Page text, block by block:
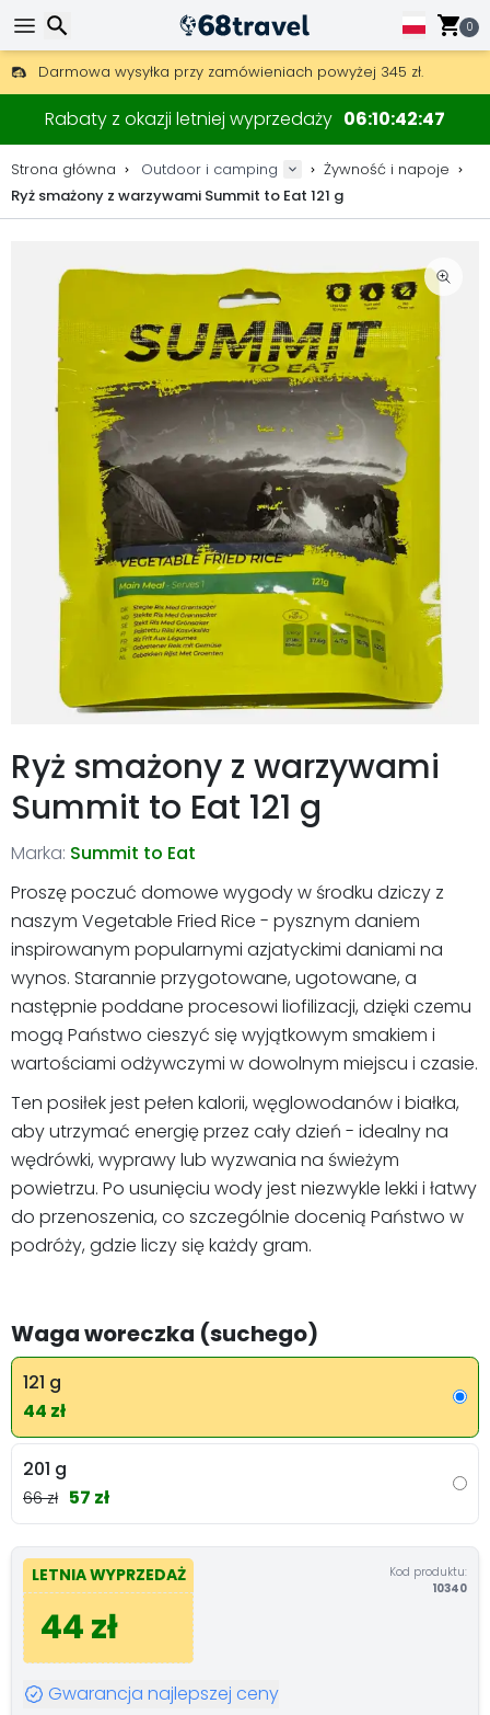
0
Darmowa wysyłka przy zamówieniach powyżej 345 zł.
30 dni na zwrot, 90 dni na drewniane mapy i dekoracje.
Najlepsze ceny na sprzęt outdoorowy i akcesoria.
Rabaty z okazji letniej wyprzedaży 06 10 42 47
Strona główna Outdoor i camping
Żywność i napoje
Ryż smażony z warzywami Summit to Eat 121 g
Ryż smażony z warzywami
Summit to Eat 121 g
Marka: Summit to Eat
Proszę poczuć domowe wygody w środku dziczy z
naszym Vegetable Fried Rice - pysznym daniem
inspirowanym popularnymi azjatyckimi daniami na
wynos. Starannie przygotowane, ugotowane, a
następnie poddane procesowi liofilizacji, dzięki czemu
mogą Państwo cieszyć się wyjątkowym smakiem i
wartościami odżywczymi w dowolnym miejscu i czasie.
Ten posiłek jest pełen kalorii, węglowodanów i białka,
aby utrzymać energię przez cały dzień - idealny na
wędrówki, wyprawy lub wyzwania na świeżym
powietrzu. Po usunięciu wody jest niezwykle lekki i łatwy
do przenoszenia, co szczególnie docenią Państwo w
podróży, gdzie liczy się każdy gram.
Waga woreczka (suchego)
121 g
44 zł
201 g
66 zł 57 zł
LETNIA WYPRZEDAŻ
44 zł
Kod produktu:
10340
Gwarancja najlepszej ceny
Wyszukaj